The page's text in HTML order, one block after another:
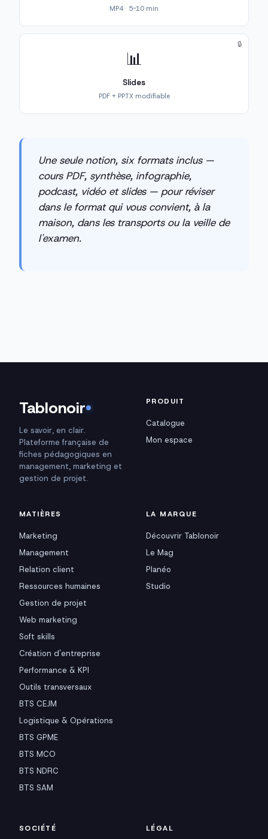
MP4 · 5-10 min
📊
Slides
PDF + PPTX modifiable
🔒
Une seule notion, six formats inclus —
cours PDF, synthèse, infographie,
podcast, vidéo et slides — pour réviser
dans le format qui vous convient, à la
maison, dans les transports ou la veille de
l'examen.
Tablonoir
Le savoir, en clair.
Plateforme française de
fiches pédagogiques en
management, marketing et
gestion de projet.
PRODUIT
Catalogue
Mon espace
MATIÈRES
Marketing
Management
Relation client
Ressources humaines
Gestion de projet
Web marketing
Soft skills
Création d'entreprise
Performance & KPI
Outils transversaux
BTS CEJM
Logistique & Opérations
BTS GPME
BTS MCO
BTS NDRC
BTS SAM
LA MARQUE
Découvrir Tablonoir
Le Mag
Planéo
Studio
SOCIÉTÉ LÉGAL